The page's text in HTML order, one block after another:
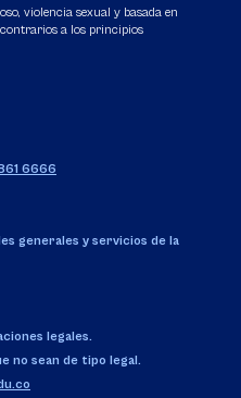
violencia sexual y basada en
a los principios
6666
generales y servicios de la
legales.
no sean de tipo legal.